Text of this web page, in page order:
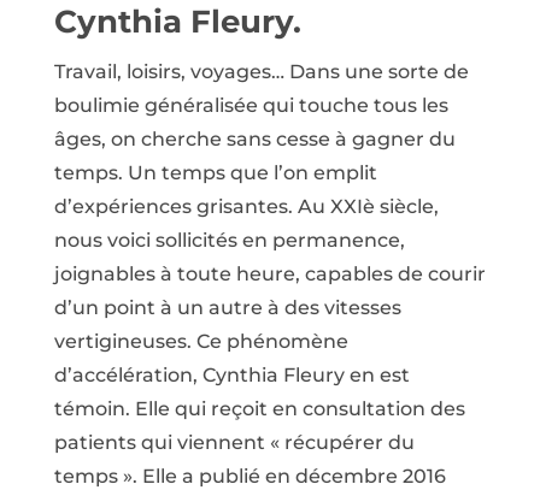
Cynthia Fleury.
Travail, loisirs, voyages… Dans une sorte de
boulimie généralisée qui touche tous les
âges, on cherche sans cesse à gagner du
temps. Un temps que l’on emplit
d’expériences grisantes. Au XXIè siècle,
nous voici sollicités en permanence,
joignables à toute heure, capables de courir
d’un point à un autre à des vitesses
vertigineuses. Ce phénomène
d’accélération, Cynthia Fleury en est
témoin. Elle qui reçoit en consultation des
patients qui viennent « récupérer du
temps ». Elle a publié en décembre 2016